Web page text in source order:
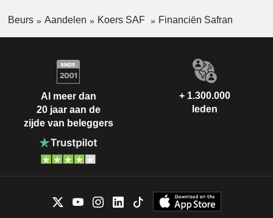
Beurs Aandelen Koers SAF Financiën Safran
Al meer dan
20 jaar aan de
zijde van beleggers
+ 1.300.000
leden